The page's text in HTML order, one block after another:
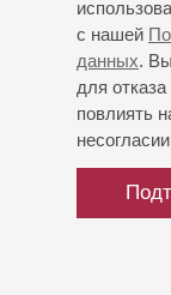
с нашей
данных.
для
повлиять
фортепиано
стихи
Петербурга